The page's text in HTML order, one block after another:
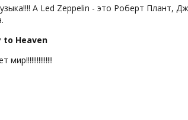
А Led Zeppelin - это Роберт Плант,
to Heaven
мир!!!!!!!!!!!!!!!